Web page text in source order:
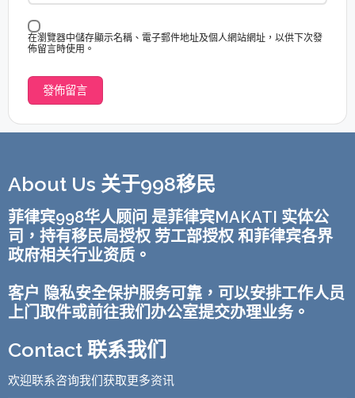
在瀏覽器中儲存顯示名稱、電子郵件地址及個人網站網址，以供下次發
佈留言時使用。
About Us 关于998移民
菲律宾998华人顾问 是菲律宾MAKATI 实体公
司，持有移民局授权 劳工部授权 和菲律宾各界
政府相关行业资质。
客户 隐私安全保护服务可靠，可以安排工作人员
上门取件或前往我们办公室提交办理业务。
Contact 联系我们
欢迎联系咨询我们获取更多资讯